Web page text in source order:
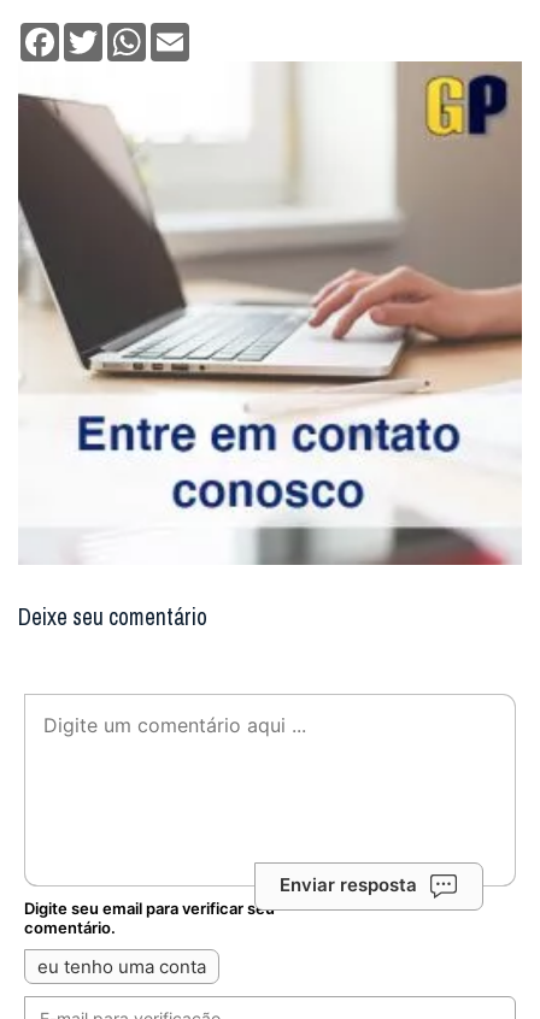
Facebook
TwitterWhatsApp
Deixe seu comentário
Enviar resposta
Digite seu email para verificar seu
comentário.
eu tenho uma conta